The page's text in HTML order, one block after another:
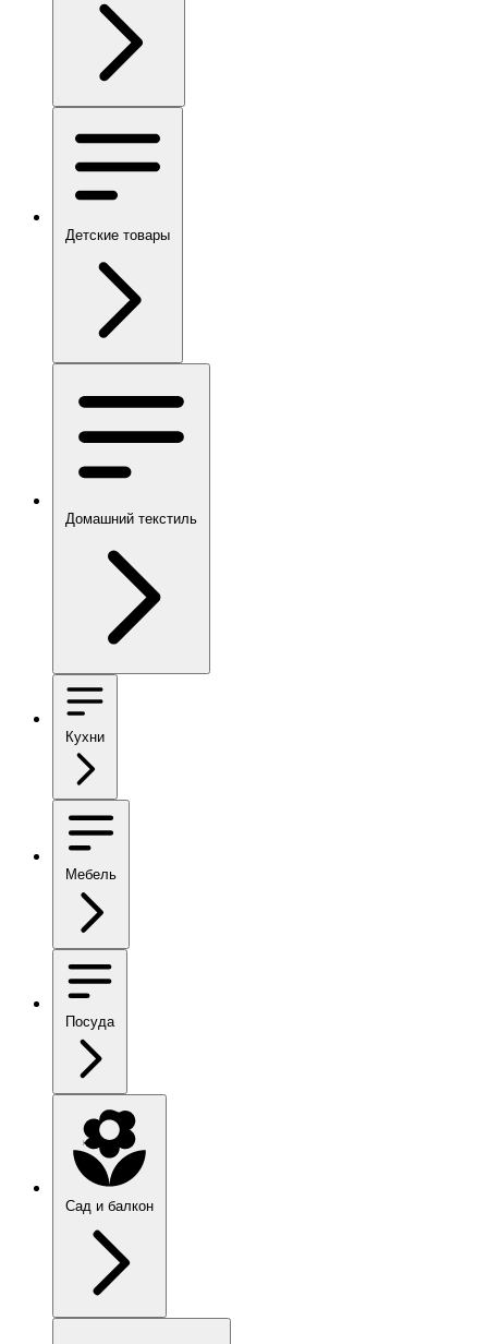
Детские товары
Домашний текстиль
Кухни
Мебель
Посуда
Сад и балкон